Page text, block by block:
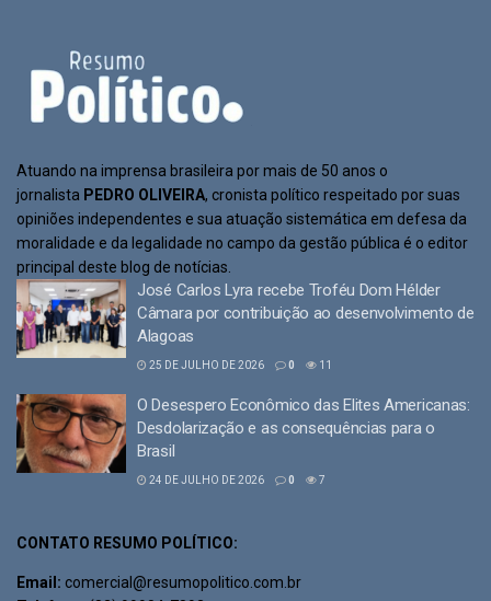
Atuando na imprensa brasileira por mais de 50 anos o
jornalista PEDRO OLIVEIRA, cronista político respeitado por suas
opiniões independentes e sua atuação sistemática em defesa da
moralidade e da legalidade no campo da gestão pública é o editor
principal deste blog de notícias.
José Carlos Lyra recebe Troféu Dom Hélder
Câmara por contribuição ao desenvolvimento de
Alagoas
25 DE JULHO DE 2026 0 11
O Desespero Econômico das Elites Americanas:
Desdolarização e as consequências para o
Brasil
24 DE JULHO DE 2026 0 7
CONTATO RESUMO POLÍTICO:
Email: comercial@resumopolitico.com.br